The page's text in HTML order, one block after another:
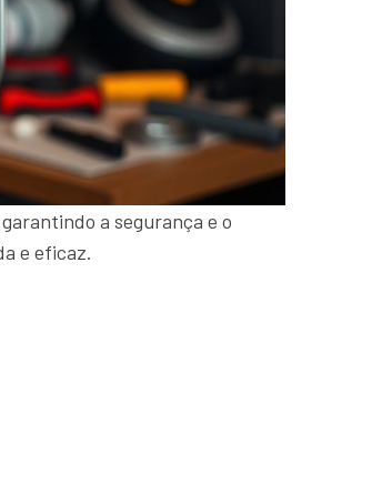
a segurança e o
e eficaz.